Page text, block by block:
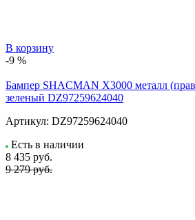
В корзину
-9 %
Бампер SHACMAN X3000 металл
зеленый DZ97259624040
Артикул: DZ97259624040
Есть в наличии
8 435 руб.
9 279 руб.